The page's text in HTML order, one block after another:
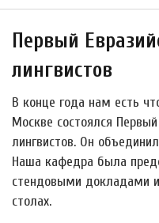
Первый
лингвистов
В конце года нам есть
Москве состоялся
лингвистов. Он
Наша кафедра была
стендовыми докладами
столах.